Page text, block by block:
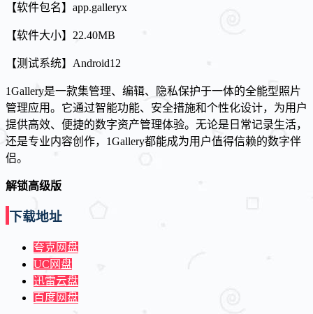
【软件包名】app.galleryx
【软件大小】22.40MB
【测试系统】Android12
1Gallery是一款集管理、编辑、隐私保护于一体的全能型照片
管理应用。它通过智能功能、安全措施和个性化设计，为用户
提供高效、便捷的数字资产管理体验。无论是日常记录生活，
还是专业内容创作，1Gallery都能成为用户值得信赖的数字伴
侣。
解锁高级版
下载地址
夸克网盘
UC网盘
迅雷云盘
百度网盘